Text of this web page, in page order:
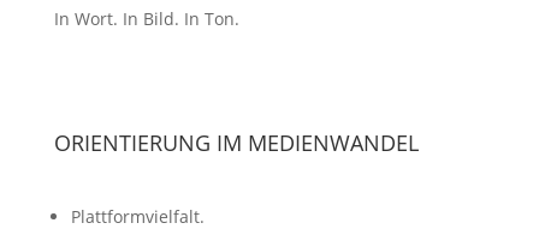
In Wort. In Bild. In Ton.
ORIENTIERUNG IM MEDIENWANDEL
Plattformvielfalt.